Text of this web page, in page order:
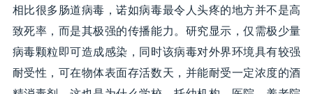
相比很多肠道病毒，诺如病毒最令人头疼的地方并不是高
致死率，而是其极强的传播能力。研究显示，仅需极少量
病毒颗粒即可造成感染，同时该病毒对外界环境具有较强
耐受性，可在物体表面存活数天，并能耐受一定浓度的酒